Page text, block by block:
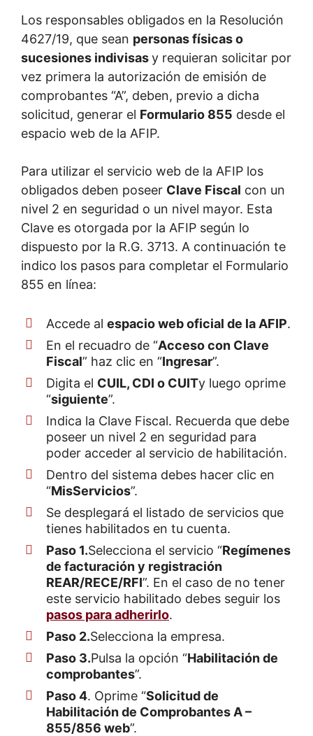
Los responsables obligados en la Resolución
4627/19, que sean personas físicas o
sucesiones indivisasy requieran solicitar por
vez primera la autorización de emisión de
comprobantes “A”, deben, previo a dicha
solicitud, generar el Formulario 855 desde el
espacio web de la AFIP.
Para utilizar el servicio web de la AFIP los
obligados deben poseer Clave Fiscal con un
nivel 2 en seguridad o un nivel mayor. Esta
Clave es otorgada por la AFIP según lo
dispuesto por la R.G. 3713. A continuación te
indico los pasos para completar el Formulario
855 en línea:
Accede al espacio web oficial de la AFIP.
En el recuadro de “Acceso con Clave
Fiscal” haz clic en “Ingresar”.
Digita el CUIL, CDI o CUITy luego oprime
“siguiente”.
Indica la Clave Fiscal. Recuerda que debe
poseer un nivel 2 en seguridad para
poder acceder al servicio de habilitación.
Dentro del sistema debes hacer clic en
“MisServicios”.
Se desplegará el listado de servicios que
tienes habilitados en tu cuenta.
Paso 1.Selecciona el servicio “Regímenes
de facturación y registración
REAR/RECE/RFI”. En el caso de no tener
este servicio habilitado debes seguir los
pasos para adherirlo.
Paso 2.Selecciona la empresa.
Paso 3.Pulsa la opción “Habilitación de
comprobantes”.
Paso 4. Oprime “Solicitud de
Habilitación de Comprobantes A –
855/856 web”.